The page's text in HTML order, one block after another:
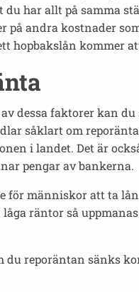
har allt på samma
andra kostnader
hopbakslån kommer
dessa faktorer kan
såklart om
i landet. Det är
pengar av bankerna.
människor att ta
räntor så
du reporäntan sänks